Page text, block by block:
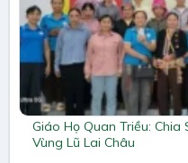
Giáo Họ Quan Triều: Chia
Vùng Lũ Lai Châu